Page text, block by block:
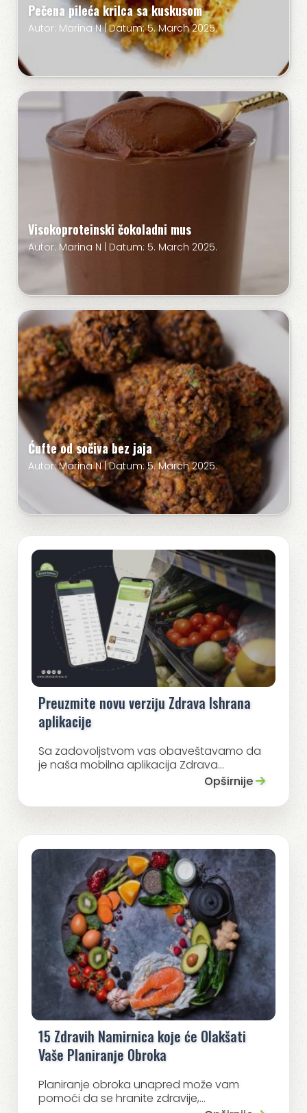
Pečena pileća krilca sa kuskusom
Autor: Marina N | Datum: 5. March 2025.
Visokoproteinski čokoladni mus
Autor: Marina N | Datum: 5. March 2025.
Ćufte od sočiva bez jaja
Autor: Marina N | Datum: 5. March 2025.
Preuzmite novu verziju Zdrava Ishrana
aplikacije
Sa zadovoljstvom vas obaveštavamo da
je naša mobilna aplikacija Zdrava...
Opširnije
15 Zdravih Namirnica koje će Olakšati
Vaše Planiranje Obroka
Planiranje obroka unapred može vam
pomoći da se hranite zdravije,...